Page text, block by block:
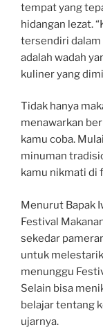
tempat yang
hidangan lezat.
tersendiri dalam
adalah wadah
kuliner yang
Tidak hanya
menawarkan
kamu coba.
minuman
kamu nikmati di
Menurut Bapak
Festival
sekedar
untuk
menunggu
Selain bisa
belajar tentang
ujarnya.